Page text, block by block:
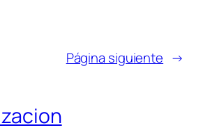
Página siguiente →